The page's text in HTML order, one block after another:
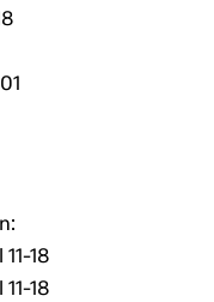
18
18